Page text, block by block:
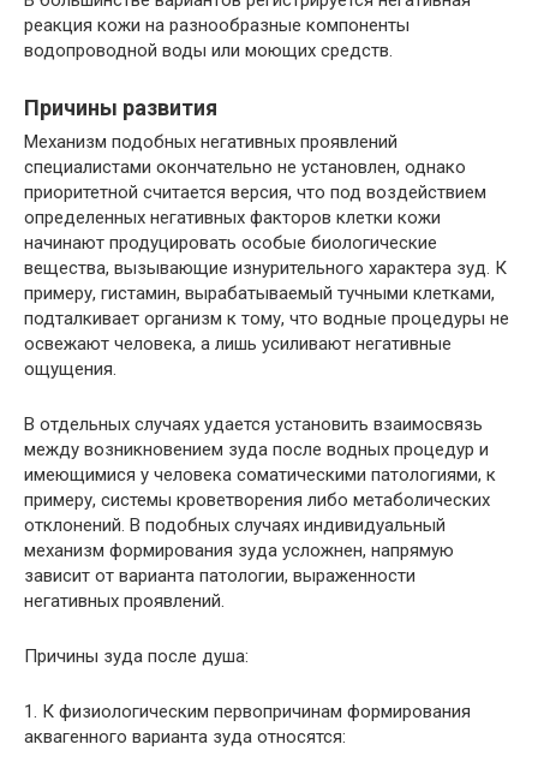
реакция кожи на разнообразные компоненты
водопроводной воды или моющих средств.
Причины развития
Механизм подобных негативных проявлений
специалистами окончательно не установлен, однако
приоритетной считается версия, что под воздействием
определенных негативных факторов клетки кожи
начинают продуцировать особые биологические
вещества, вызывающие изнурительного характера зуд. К
примеру, гистамин, вырабатываемый тучными клетками,
подталкивает организм к тому, что водные процедуры не
освежают человека, а лишь усиливают негативные
ощущения.
В отдельных случаях удается установить взаимосвязь
между возникновением зуда после водных процедур и
имеющимися у человека соматическими патологиями, к
примеру, системы кроветворения либо метаболических
отклонений. В подобных случаях индивидуальный
механизм формирования зуда усложнен, напрямую
зависит от варианта патологии, выраженности
негативных проявлений.
Причины зуда после душа:
1. К физиологическим первопричинам формирования
аквагенного варианта зуда относятся: